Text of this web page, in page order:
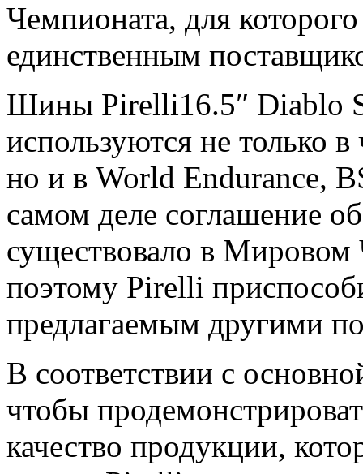
Чемпионата, для
единственным
Шины Pirelli16.5″ Diablo
используются не только
но и в World Endurance,
самом деле соглашение
существовало в Мировом
поэтому Pirelli
предлагаемым другими
В соответствии с
чтобы
качество продукции,